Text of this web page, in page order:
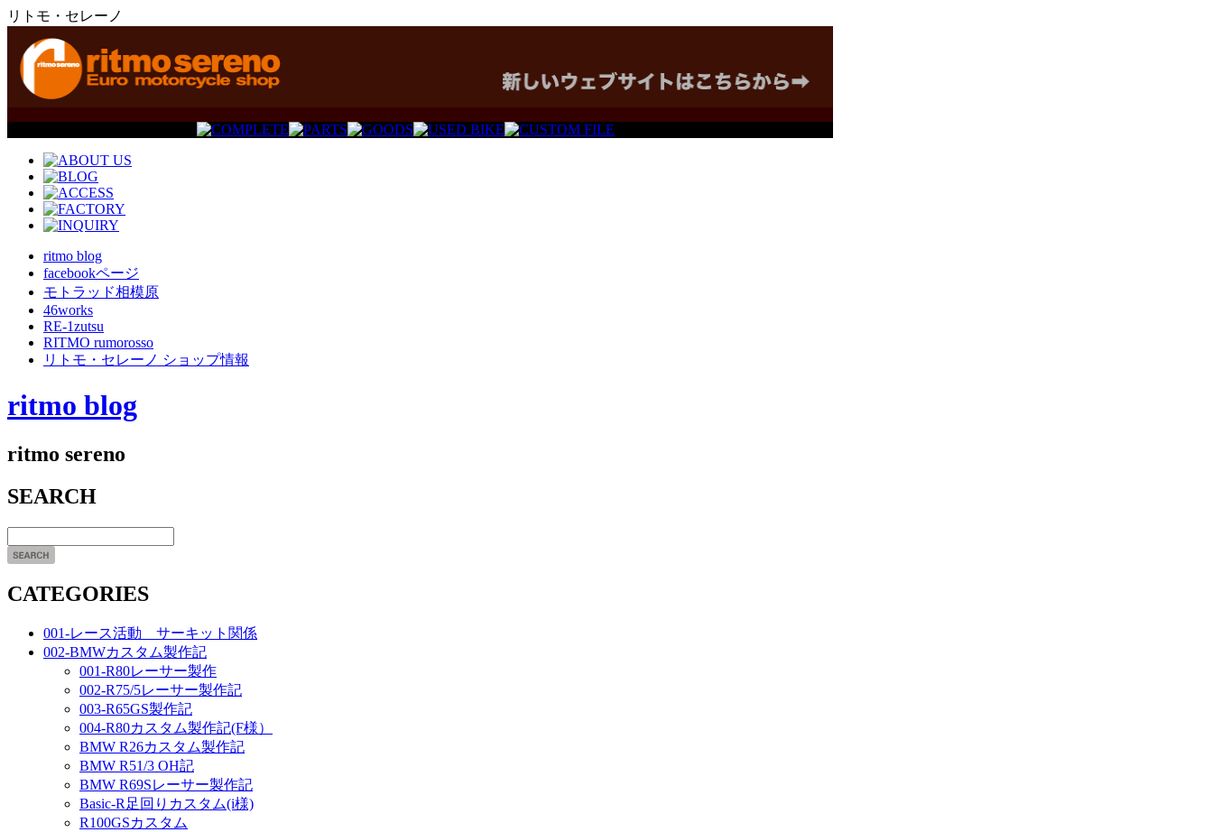
リトモ・セレーノ
ritmo blog
facebookページ
モトラッド相模原
46works
RE-1zutsu
RITMO rumorosso
リトモ・セレーノ ショップ情報
ritmo blog
ritmo sereno
SEARCH
CATEGORIES
001-レース活動 サーキット関係
002-BMWカスタム製作記
001-R80レーサー製作
002-R75/5レーサー製作記
003-R65GS製作記
004-R80カスタム製作記(F様）
BMW R26カスタム製作記
BMW R51/3 OH記
BMW R69Sレーサー製作記
Basic-R足回りカスタム(i様)
R100GSカスタム